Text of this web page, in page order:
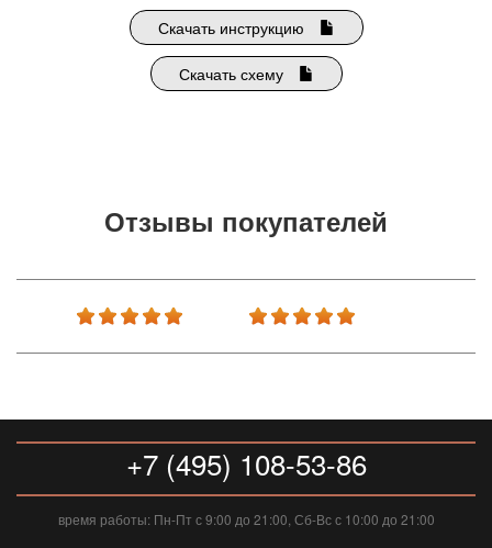
Скачать инструкцию
Скачать схему
Отзывы покупателей
+7 (495) 108-53-86
время работы: Пн-Пт с 9:00 до 21:00, Сб-Вс с 10:00 до 21:00